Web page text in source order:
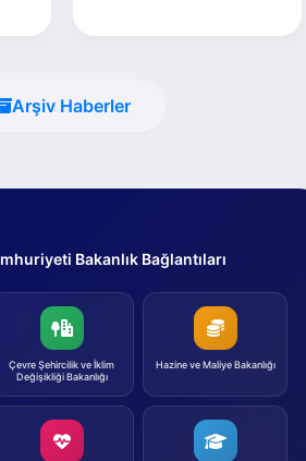
Arşiv Haberler
Bakanlık Bağlantıları
Çevre Şehircilik ve İklim
Değişikliği Bakanlığı
Hazine ve Maliye Bakanlığı